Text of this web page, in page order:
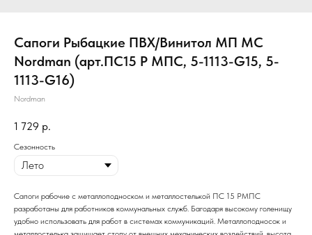
Сапоги Рыбацкие ПВХ/Винитол МП МС
Nordman (арт.ПС15 Р МПC, 5-1113-G15, 5-
1113-G16)
Nordman
1 729 р.
Сезонность
Сапоги рабочие с металлоподноском и металлостелькой ПС 15 РМПС
разработаны для работников коммунальных служб. Багодаря высокому голенищу
удобно использовать для работ в системах коммуникаций. Металлоподносок и